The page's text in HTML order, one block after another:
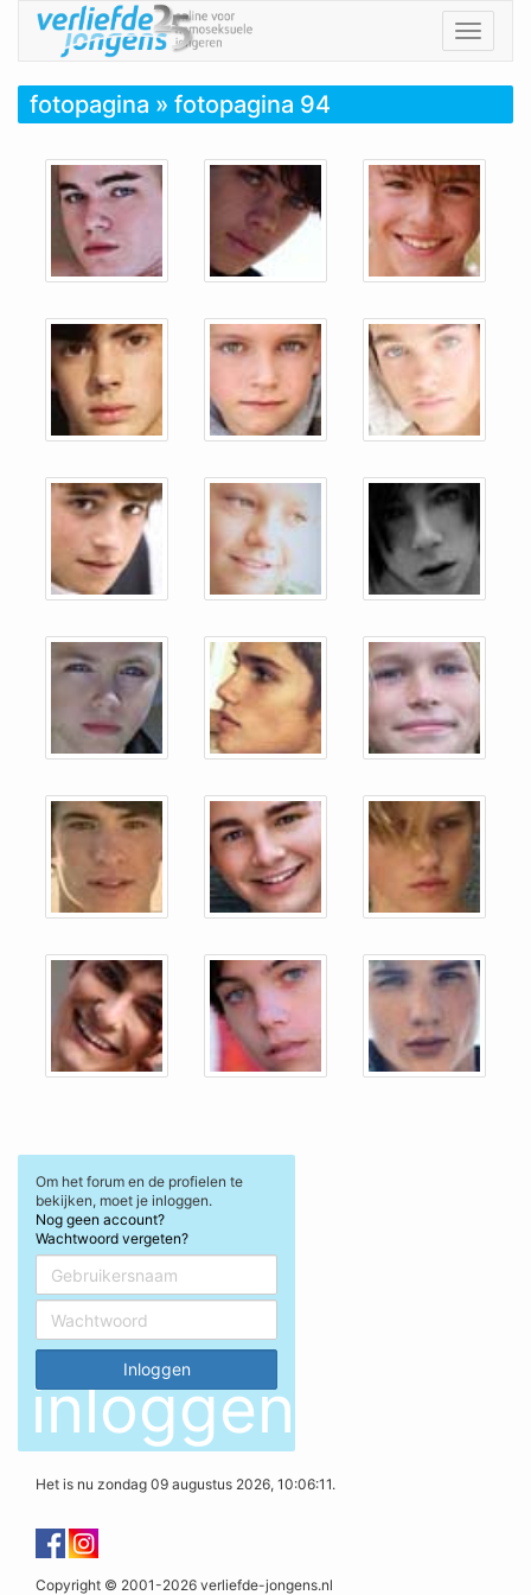
Toggle
fotopagina » fotopagina 94
inloggen
Om het forum en de profielen te
bekijken, moet je inloggen.
Nog geen account?
Wachtwoord vergeten?
Het is nu zondag 09 augustus 2026, 10:06:11.
Copyright © 2001-2026 verliefde-jongens.nl